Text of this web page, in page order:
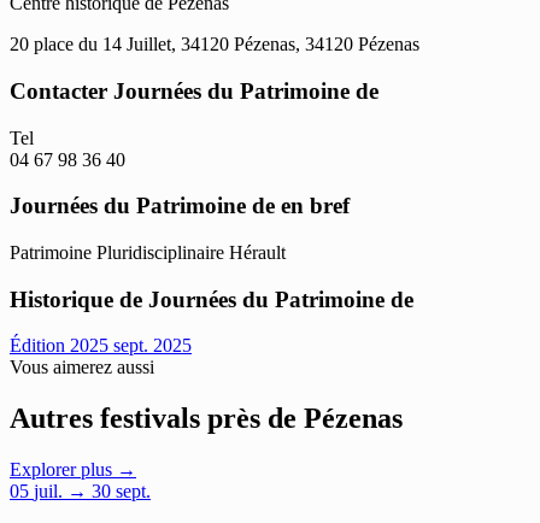
20 place du 14 Juillet, 34120 Pézenas, 34120 Pézenas
Contacter Journées du Patrimoine de
Tel
04 67 98 36 40
Journées du Patrimoine de en bref
Patrimoine Pluridisciplinaire Hérault
Historique de Journées du Patrimoine de
Édition 2025 sept. 2025
Vous aimerez aussi
Autres festivals près de Pézenas
Explorer plus →
05 juil. → 30 sept.